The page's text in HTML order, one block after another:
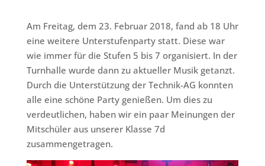
Am Freitag, dem 23. Februar 2018, fand ab 18 Uhr
eine weitere Unterstufenparty statt. Diese war
wie immer für die Stufen 5 bis 7 organisiert. In der
Turnhalle wurde dann zu aktueller Musik getanzt.
Durch die Unterstützung der Technik-AG konnten
alle eine schöne Party genießen. Um dies zu
verdeutlichen, haben wir ein paar Meinungen der
Mitschüler aus unserer Klasse 7d
zusammengetragen.